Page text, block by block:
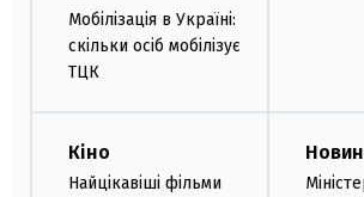
Мобілізація в Україні:
скільки осіб мобілізує
ТЦК
Кіно
Найцікавіші фільми